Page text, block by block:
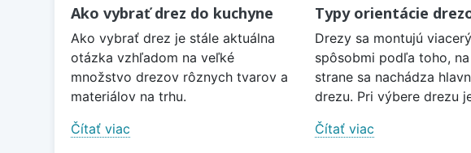
Ako vybrať drez do kuchyne
Ako vybrať drez je stále aktuálna
otázka vzhľadom na veľké
množstvo drezov rôznych tvarov a
materiálov na trhu.
Čítať viac
Typy orientácie
Drezy sa montujú
spôsobmi podľa toho,
strane sa nachádza
drezu. Pri výbere drezu
Čítať viac